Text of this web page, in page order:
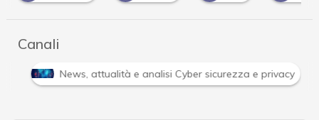
Canali
Attacchi hacker e Malware: le ultime news in tempo